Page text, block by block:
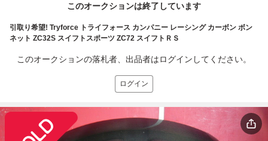
このオークションは終了しています
引取り希望! Tryforce トライフォース カンパニー レーシング カーボン ボン
ネット ZC32S スイフトスポーツ ZC72 スイフトＲＳ
このオークションの落札者、出品者はログインしてください。
ログイン